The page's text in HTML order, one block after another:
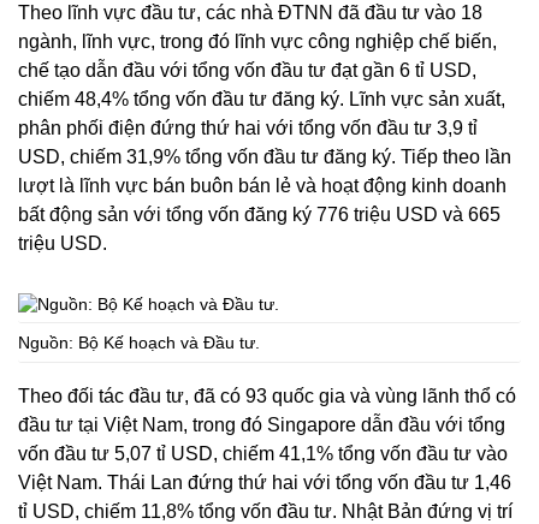
Theo lĩnh vực đầu tư, các nhà ĐTNN đã đầu tư vào 18
ngành, lĩnh vực, trong đó lĩnh vực công nghiệp chế biến,
chế tạo dẫn đầu với tổng vốn đầu tư đạt gần 6 tỉ USD,
chiếm 48,4% tổng vốn đầu tư đăng ký. Lĩnh vực sản xuất,
phân phối điện đứng thứ hai với tổng vốn đầu tư 3,9 tỉ
USD, chiếm 31,9% tổng vốn đầu tư đăng ký. Tiếp theo lần
lượt là lĩnh vực bán buôn bán lẻ và hoạt động kinh doanh
bất động sản với tổng vốn đăng ký 776 triệu USD và 665
triệu USD.
Nguồn: Bộ Kế hoạch và Đầu tư.
Theo đối tác đầu tư, đã có 93 quốc gia và vùng lãnh thổ có
đầu tư tại Việt Nam, trong đó Singapore dẫn đầu với tổng
vốn đầu tư 5,07 tỉ USD, chiếm 41,1% tổng vốn đầu tư vào
Việt Nam. Thái Lan đứng thứ hai với tổng vốn đầu tư 1,46
tỉ USD, chiếm 11,8% tổng vốn đầu tư. Nhật Bản đứng vị trí